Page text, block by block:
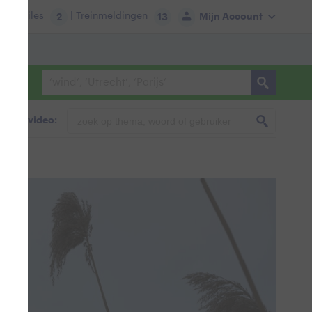
Mijn Account
Files 2 | Treinmeldingen 13
& video: